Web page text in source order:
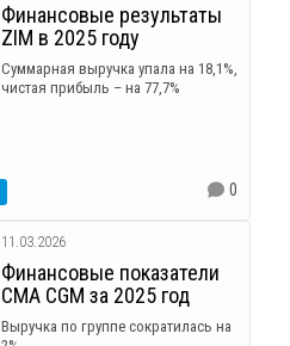
Финансовые результаты
ZIM в 2025 году
Суммарная выручка упала на 18,1%,
чистая прибыль – на 77,7%
0
11.03.2026
Финансовые показатели
CMA CGM за 2025 год
Выручка по группе сократилась на